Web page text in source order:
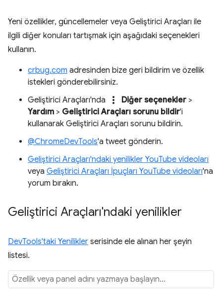
Yeni özellikler, güncellemeler veya Geliştirici Araçları ile
ilgili diğer konuları tartışmak için aşağıdaki seçenekleri
kullanın.
crbug.com adresinden bize geri bildirim ve özellik
istekleri gönderebilirsiniz.
Geliştirici Araçları'nda
more_vert Diğer seçenekler >
Yardım > Geliştirici Araçları sorunu bildir'i
kullanarak Geliştirici Araçları sorunu bildirin.
@ChromeDevTools'a tweet gönderin.
Geliştirici Araçları'ndaki yenilikler YouTube videoları
veya Geliştirici Araçları İpuçları YouTube videoları'na
yorum bırakın.
Geliştirici Araçları'ndaki yenilikler
DevTools'taki Yenilikler serisinde ele alınan her şeyin
listesi.